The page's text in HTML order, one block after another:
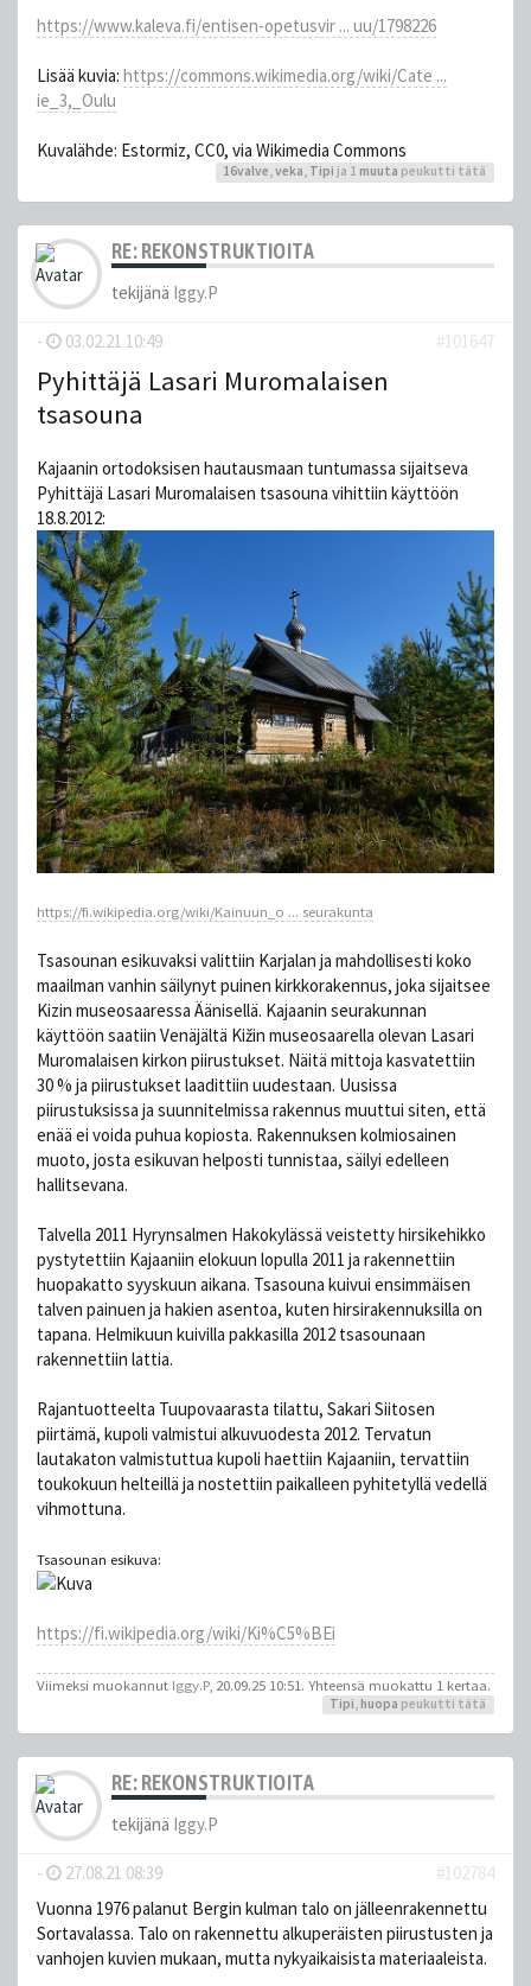
https://www.kaleva.fi/entisen-opetusvir ... uu/1798226
Lisää kuvia: https://commons.wikimedia.org/wiki/Cate ...
ie_3,_Oulu
Kuvalähde: Estormiz, CC0, via Wikimedia Commons
16valve,veka, Tipi ja 1 muuta peukutti tätä
RE: REKONSTRUKTIOITA
tekijänä Iggy.P
- 03.02.21 10:49 #101647
Pyhittäjä Lasari Muromalaisen
tsasouna
Kajaanin ortodoksisen hautausmaan tuntumassa sijaitseva
Pyhittäjä Lasari Muromalaisen tsasouna vihittiin käyttöön
18.8.2012:
https://fi.wikipedia.org/wiki/Kainuun_o ... seurakunta
Tsasounan esikuvaksi valittiin Karjalan ja mahdollisesti koko
maailman vanhin säilynyt puinen kirkkorakennus, joka sijaitsee
Kizin museosaaressa Äänisellä. Kajaanin seurakunnan
käyttöön saatiin Venäjältä Kižin museosaarella olevan Lasari
Muromalaisen kirkon piirustukset. Näitä mittoja kasvatettiin
30 % ja piirustukset laadittiin uudestaan. Uusissa
piirustuksissa ja suunnitelmissa rakennus muuttui siten, että
enää ei voida puhua kopiosta. Rakennuksen kolmiosainen
muoto, josta esikuvan helposti tunnistaa, säilyi edelleen
hallitsevana.
Talvella 2011 Hyrynsalmen Hakokylässä veistetty hirsikehikko
pystytettiin Kajaaniin elokuun lopulla 2011 ja rakennettiin
huopakatto syyskuun aikana. Tsasouna kuivui ensimmäisen
talven painuen ja hakien asentoa, kuten hirsirakennuksilla on
tapana. Helmikuun kuivilla pakkasilla 2012 tsasounaan
rakennettiin lattia.
Rajantuotteelta Tuupovaarasta tilattu, Sakari Siitosen
piirtämä, kupoli valmistui alkuvuodesta 2012. Tervatun
lautakaton valmistuttua kupoli haettiin Kajaaniin, tervattiin
toukokuun helteillä ja nostettiin paikalleen pyhitetyllä vedellä
vihmottuna.
Tsasounan esikuva:
https://fi.wikipedia.org/wiki/Ki%C5%BEi
Viimeksi muokannut Iggy.P, 20.09.25 10:51. Yhteensä muokattu 1 kertaa.
Tipi, huopa peukutti tätä
RE: REKONSTRUKTIOITA
tekijänä Iggy.P
- 27.08.21 08:39
#102784
Vuonna 1976 palanut Bergin kulman talo on jälleenrakennettu
Sortavalassa. Talo on rakennettu alkuperäisten piirustusten ja
vanhojen kuvien mukaan, mutta nykyaikaisista materiaaleista.